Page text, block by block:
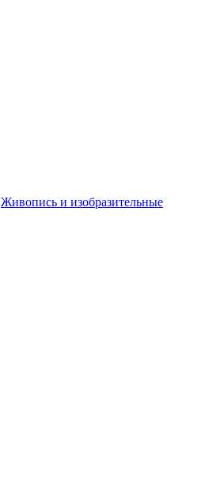
Живопись и изобразительные